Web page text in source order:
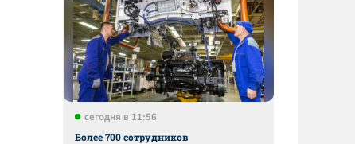
сегодня в 11:56
Более 700 сотрудников